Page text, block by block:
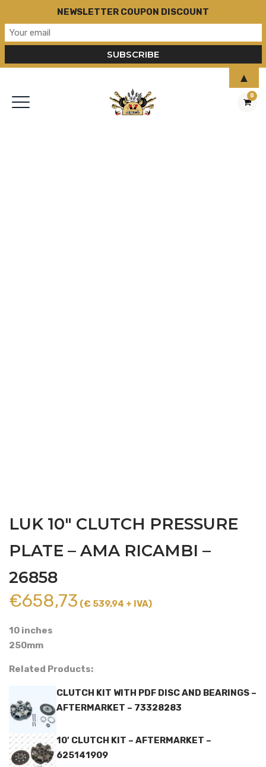
0
LUK 10″ CLUTCH PRESSURE
PLATE – AMA RICAMBI –
26858
€658,73 (€ 539,94 + IVA)
10 inches
250mm
Related Products:
CLUTCH KIT WITH PDF DISC AND BEARINGS –
AFTERMARKET – 73328283
10′ CLUTCH KIT – AFTERMARKET –
625141909
NEWSLETTER COUPON DISCOUNT
▲